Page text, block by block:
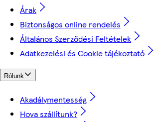
Árak
Biztonságos online rendelés
Általános Szerződési Feltételek
Adatkezelési és Cookie tájékoztató
Rólunk
Akadálymentesség
Hova szállítunk?